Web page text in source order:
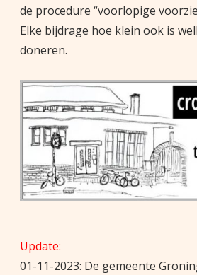
de procedure “voorlopige
Elke bijdrage hoe klein ook is
doneren.
Update:
01-11-2023: De gemeente